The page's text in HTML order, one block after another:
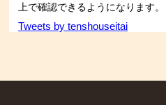
上で確認できるようになります。
Tweets by tenshouseitai